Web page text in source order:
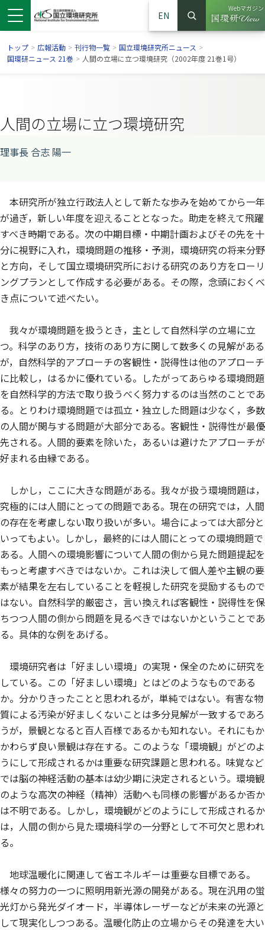
ドウで開きます）
ンドウで開きます）
ウインドウで開きます）
EN
サイト内検索
検索
Webマガジン
（別ウイ
トップ > 広報活動 > 刊行物一覧 > 国立環境研究所ニュース >
国環研ニュース 21巻 > 人間の立場に立つ環境研究（2002年度 21巻1号）
人間の立場に立つ環境研究
理事長 合志 陽一
本研究所が独立行政法人として新たな歩みを始めてから一年
が過ぎ，新しい年度を迎えることとなった。助走を終えて飛躍
すべき時期である。次の中期目標・中期計画およびその先を十
分に視野に入れ，環境問題の推移・予測，環境研究の将来分野
と方向，そして国立環境研究所における研究のあり方をローリ
ングプランとして作成する必要がある。その際，念頭におくべ
き点について述べたい。
我々が環境問題を扱うとき，主として自然科学の立場に立
つ。科学のあり方，技術のあり方に関して数多くの見解がある
が，自然科学的アプローチの客観性・説得性は他のアプローチ
に比較し，はるかに優れている。したがってあらゆる環境問題
を自然科学的方法で取り扱うべく努力するのは当然のことであ
る。とりわけ環境問題では孤立・独立した問題は少なく，多数
の人間が関与する問題が大部分である。客観性・説得性が最優
先される。人間的要素を除いた，あるいは避けたアプローチが
好まれる由縁である。
しかし，ここに大きな問題がある。我々が扱う環境問題は，
究極的には人間にとっての問題である。現在の研究では，人間
の存在を考慮しない取り扱いが多い。場合によっては大部分と
いってもよい。しかし，最終的には人間にとっての環境問題で
ある。人間への環境影響について人間の側から見た問題提起を
もっと考慮すべきではないか。これは決して個人差や主観の要
素が結果を左右していることを軽視した研究を奨励するもので
はない。自然科学的厳密さ，言い換えれば客観性・説得性を保
ちつつ人間の側から問題を見るべきではないかということであ
る。具体的な例をあげる。
環境研究者は「好ましい環境」の実現・保全のために研究を
している。この「好ましい環境」とはどのようなものである
か。分かりきったことと思われるが，単純ではない。有害な物
質による汚染が好ましくないことは多分見解が一致するであろ
うが，景観となると百人百様であるかも知れない。それにもか
かわらず良い景観は存在する。このような「環境観」がどのよ
うにして形成されるかは重要な研究課題と思われる。味覚など
では脳の神経活動の基本は幼少期に決定されるという。環境観
のような高次の神経（精神）活動へも同様の影響があるか否か
は不明である。しかし，環境観がどのようにして形成されるか
は，人間の側から見た環境科学の一分野として不可欠と思われ
る。
地球温暖化に関連して省エネルギーは重要な目標である。
様々の努力の一つに照明用新光源の開発がある。現在汎用の蛍
光灯から発光ダイオード，半導体レーザーなどが未来の光源と
して現実化しつつある。温暖化防止の立場からその発達を大い